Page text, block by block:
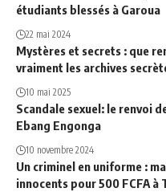
étudiants blessés à Garoua
22 mai 2024
Mystères et secrets : que
vraiment les archives
10 mai 2025
Scandale sexuel: le renvoi
Ebang Engonga
10 novembre 2024
Un criminel en uniforme :
innocents pour 500 FCFA à